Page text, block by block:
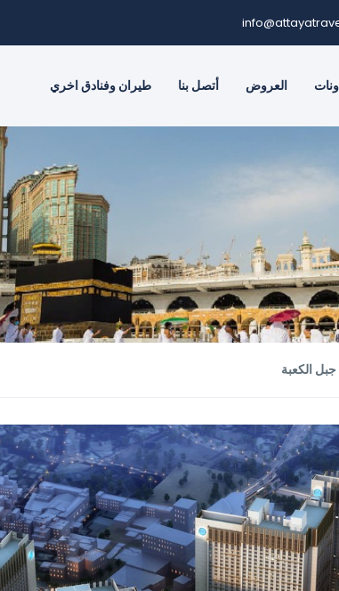
العروض أتصل بنا طيران وفنادق اخري
الكعبة